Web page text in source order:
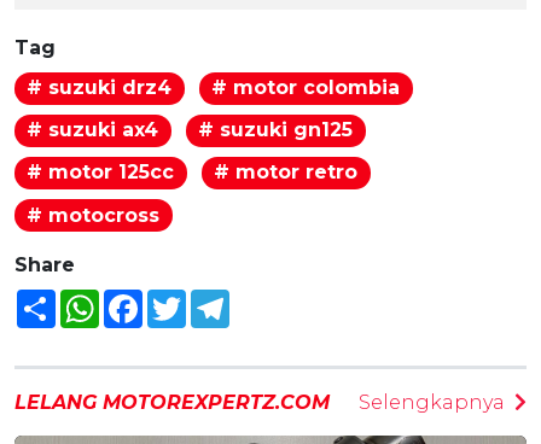
Tag
# suzuki drz4
# motor colombia
# suzuki ax4
# suzuki gn125
# motor 125cc
# motor retro
# motocross
Share
Share WhatsAppFacebook
Twitter
LELANG MOTOREXPERTZ.COM Selengkapnya